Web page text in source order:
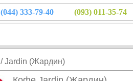
(044) 333-79-40 (093) 011-35-74
/ Jardin (Жардин)